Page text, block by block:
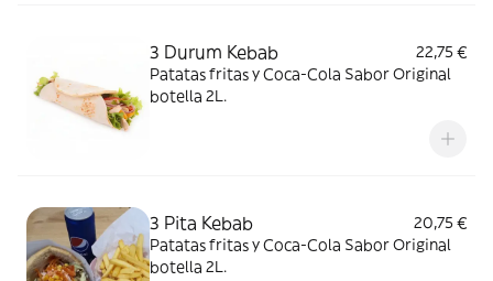
3 Durum Kebab
22,75 €
Patatas fritas y Coca-Cola Sabor Original
botella 2L.
3 Pita Kebab
20,75 €
Patatas fritas y Coca-Cola Sabor Original
botella 2L.